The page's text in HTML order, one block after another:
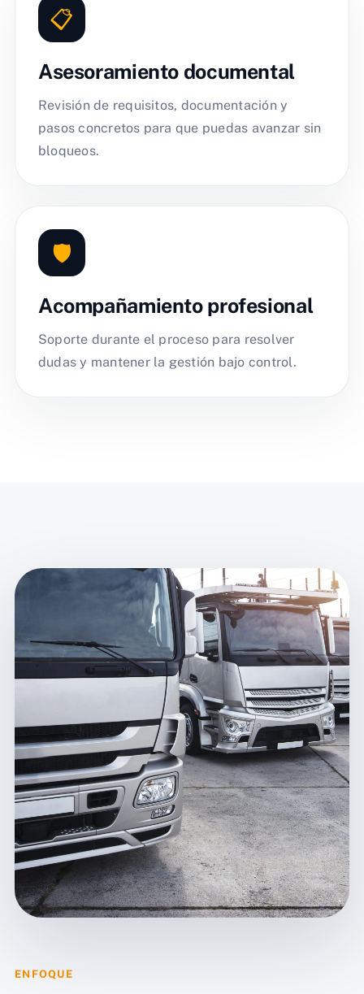
📋
Asesoramiento documental
Revisión de requisitos, documentación y
pasos concretos para que puedas avanzar sin
bloqueos.
🛡️
Acompañamiento profesional
Soporte durante el proceso para resolver
dudas y mantener la gestión bajo control.
ENFOQUE